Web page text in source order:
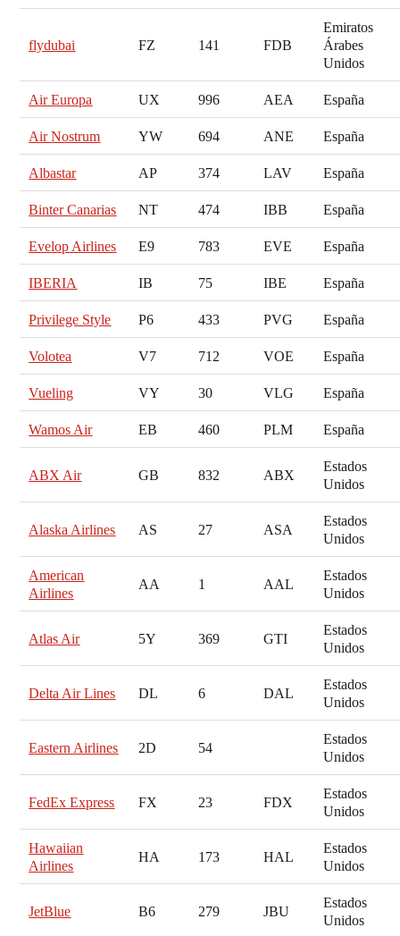
flydubai FZ 141 FDB
Emiratos
Árabes
Unidos
Air Europa UX 996 AEA España
Air Nostrum YW 694 ANE España
Albastar AP 374 LAV España
Binter Canarias NT 474 IBB España
Evelop Airlines E9 783 EVE España
IBERIA IB 75 IBE España
Privilege Style P6 433 PVG España
Volotea V7 712 VOE España
Vueling VY 30 VLG España
Wamos Air EB 460 PLM España
ABX Air GB 832 ABX
Estados
Unidos
Alaska Airlines AS 27 ASA
Estados
Unidos
American
Airlines
AA 1 AAL
Estados
Unidos
Atlas Air 5Y 369 GTI
Estados
Unidos
Delta Air Lines DL 6 DAL
Estados
Unidos
Eastern Airlines 2D 54
Estados
Unidos
FedEx Express FX 23 FDX
Estados
Unidos
Hawaiian
Airlines
HA 173 HAL
Estados
Unidos
JetBlue B6 279 JBU
Estados
Unidos